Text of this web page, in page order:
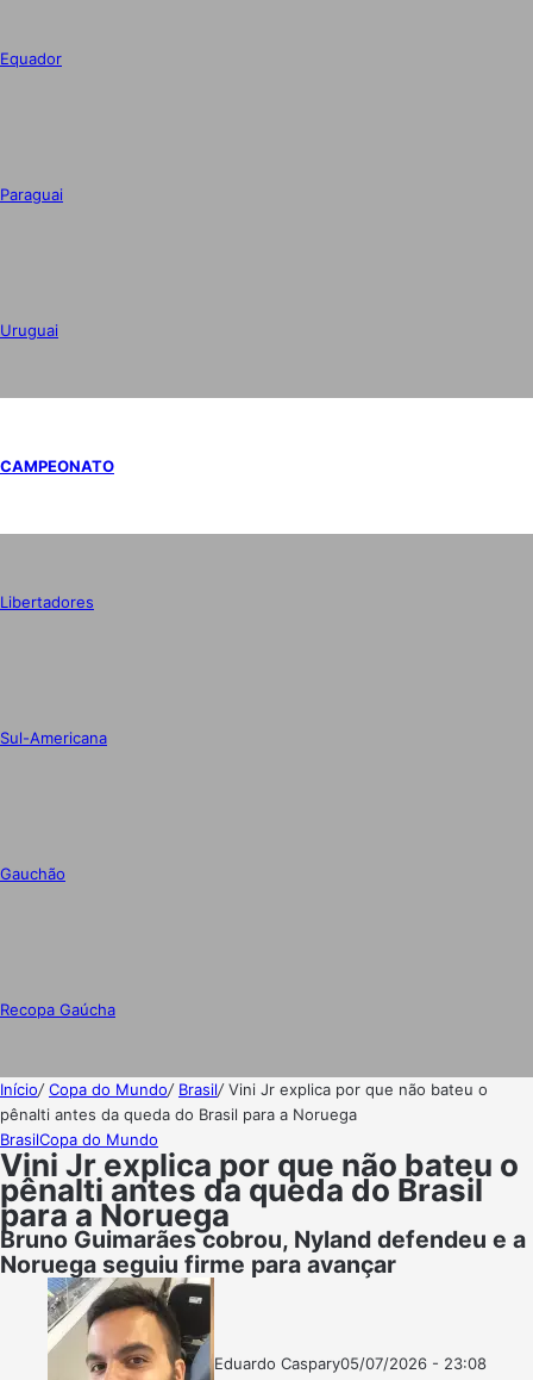
Equador
Paraguai
Uruguai
CAMPEONATO
Libertadores
Sul-Americana
Gauchão
Recopa Gaúcha
Início/Copa do Mundo/ Brasil/Vini Jr explica por que não bateu o
pênalti antes da queda do Brasil para a Noruega
BrasilCopa do Mundo
Vini Jr explica por que não bateu o
pênalti antes da queda do Brasil
para a Noruega
Bruno Guimarães cobrou, Nyland defendeu e a
Noruega seguiu firme para avançar
Eduardo CasparyFollow
Mande
05/07/2026 - 23:08